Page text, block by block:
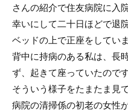
さんの紹介で住友病院に入
幸いにして二十日ほどで退
ベッドの上で正座をしていま
背中に持病のある私は、長
ず、起きて座っていたのです
そういう様子をたまたま見
病院の清掃係の初老の女性